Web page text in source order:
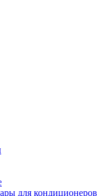
для кондиционеров